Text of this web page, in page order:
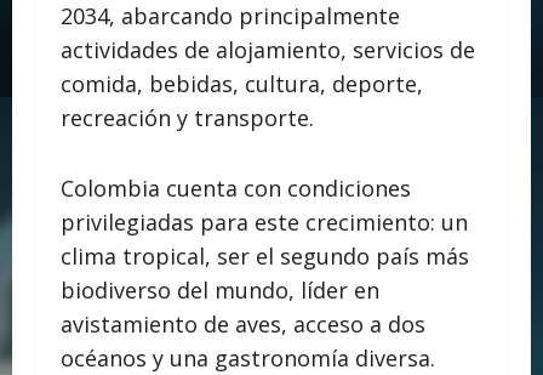
2034, abarcando principalmente
actividades de alojamiento, servicios de
comida, bebidas, cultura, deporte,
recreación y transporte.
Colombia cuenta con condiciones
privilegiadas para este crecimiento: un
clima tropical, ser el segundo país más
biodiverso del mundo, líder en
avistamiento de aves, acceso a dos
océanos y una gastronomía diversa.